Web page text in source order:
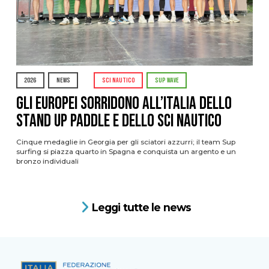
2026 NEWS SCI NAUTICO SUP WAVE
Gli Europei sorridono all’Italia dello
stand up paddle e dello sci nautico
Cinque medaglie in Georgia per gli sciatori azzurri; il team Sup
surfing si piazza quarto in Spagna e conquista un argento e un
bronzo individuali
Leggi tutte le news